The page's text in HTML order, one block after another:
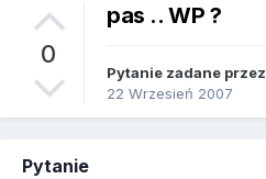
0
pas .. WP ?
Pytanie zadane przez
22 Wrzesień 2007
Pytanie